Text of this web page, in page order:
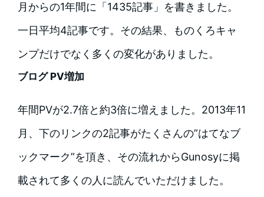
月からの1年間に「1435記事」を書きました。
一日平均4記事です。その結果、ものくろキャ
ンプだけでなく多くの変化がありました。
ブログ PV増加
年間PVが2.7倍と約3倍に増えました。2013年11
月、下のリンクの2記事がたくさんの”はてなブ
ックマーク”を頂き、その流れからGunosyに掲
載されて多くの人に読んでいただけました。